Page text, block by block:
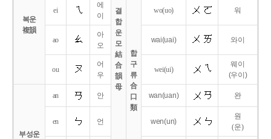
결
합
운
모
結
合
韻
母
복운
複韻
합
구
류
合
口
類
ei
에
이
wo(uo) 워
ao
아
오
wai(uai) 와이
ou
어
우
wei(ui)
웨이
(우이)
부성운
an 안 wan(uan) 완
en 언 wen(un)
원
(운)